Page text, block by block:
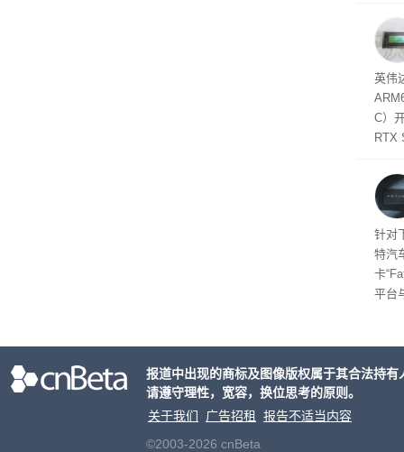
内
以利
并
在线
件是
软件
态
英伟
C）
RTX
将
的技
起
针对
特汽
卡
平台
报道中出现的商标及图像版权属于其合法持
请遵守理性，宽容，换位思考的原则。
关于我们
广告招租
报告不适当内容
©2003-2026 cnBeta